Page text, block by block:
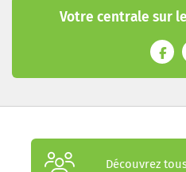
Votre centrale sur
Découvrez